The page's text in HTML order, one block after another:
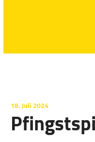
18. Juli 2024